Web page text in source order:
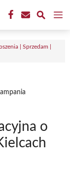
| Sprzedam |
o